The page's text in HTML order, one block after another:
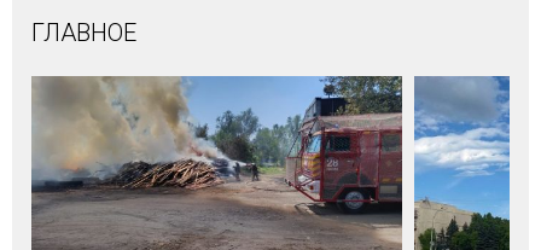
ГЛАВНОЕ